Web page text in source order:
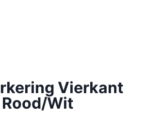
Vierkant
Wit